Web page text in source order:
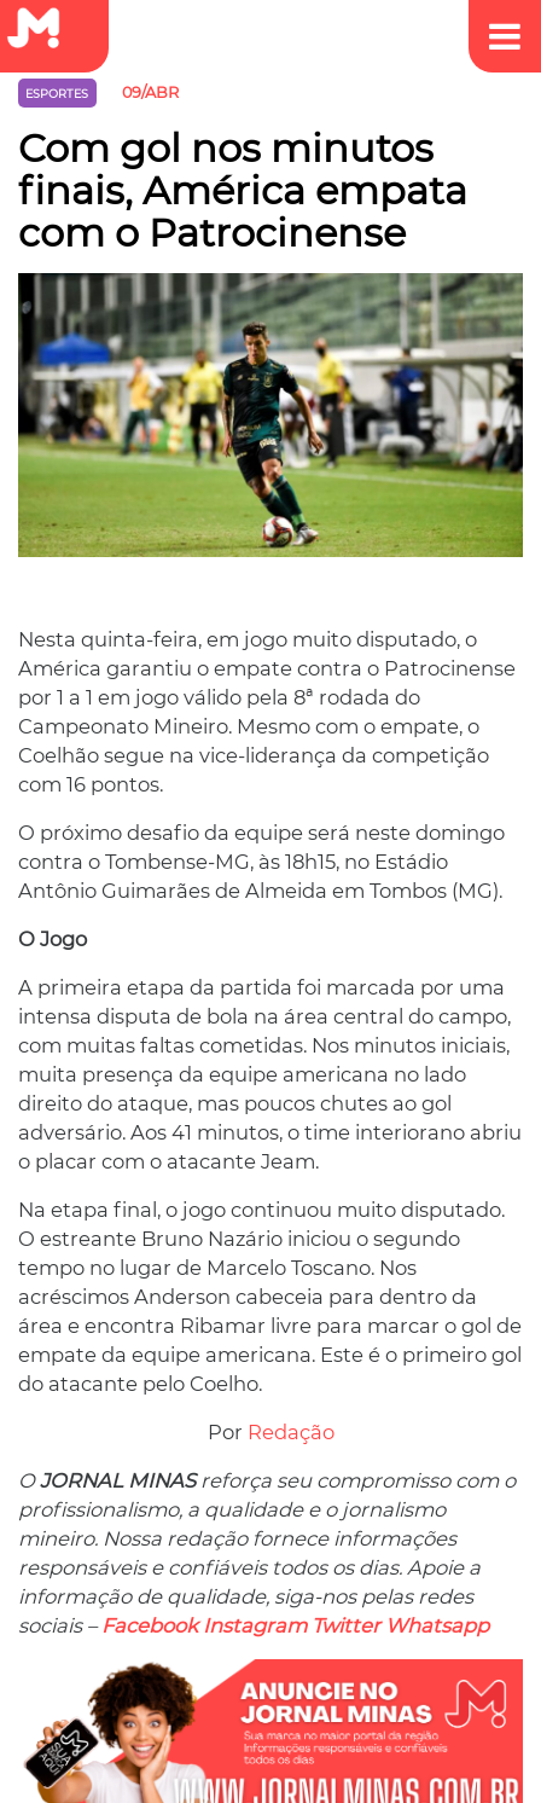
ESPORTES 09/ABR
Com gol nos minutos
finais, América empata
com o Patrocinense
Nesta quinta-feira, em jogo muito disputado, o
América garantiu o empate contra o Patrocinense
por 1 a 1 em jogo válido pela 8ª rodada do
Campeonato Mineiro. Mesmo com o empate, o
Coelhão segue na vice-liderança da competição
com 16 pontos.
O próximo desafio da equipe será neste domingo
contra o Tombense-MG, às 18h15, no Estádio
Antônio Guimarães de Almeida em Tombos (MG).
O Jogo
A primeira etapa da partida foi marcada por uma
intensa disputa de bola na área central do campo,
com muitas faltas cometidas. Nos minutos iniciais,
muita presença da equipe americana no lado
direito do ataque, mas poucos chutes ao gol
adversário. Aos 41 minutos, o time interiorano abriu
o placar com o atacante Jeam.
Na etapa final, o jogo continuou muito disputado.
O estreante Bruno Nazário iniciou o segundo
tempo no lugar de Marcelo Toscano. Nos
acréscimos Anderson cabeceia para dentro da
área e encontra Ribamar livre para marcar o gol de
empate da equipe americana. Este é o primeiro gol
do atacante pelo Coelho.
Por Redação
OJORNAL MINASreforça seu compromisso com o
profissionalismo, a qualidade e o jornalismo
mineiro. Nossa redação fornece informações
responsáveis ​​e confiáveis ​​todos os dias. Apoie a
informação de qualidade, siga-nos pelas redes
sociais – Facebook Instagram Twitter Whatsapp